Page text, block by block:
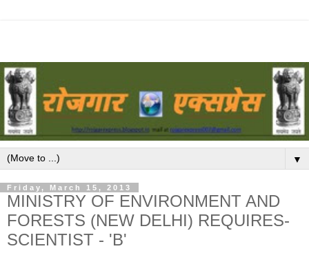
▼
Friday, March 15, 2013
MINISTRY OF ENVIRONMENT AND
FORESTS (NEW DELHI) REQUIRES-
SCIENTIST - 'B'